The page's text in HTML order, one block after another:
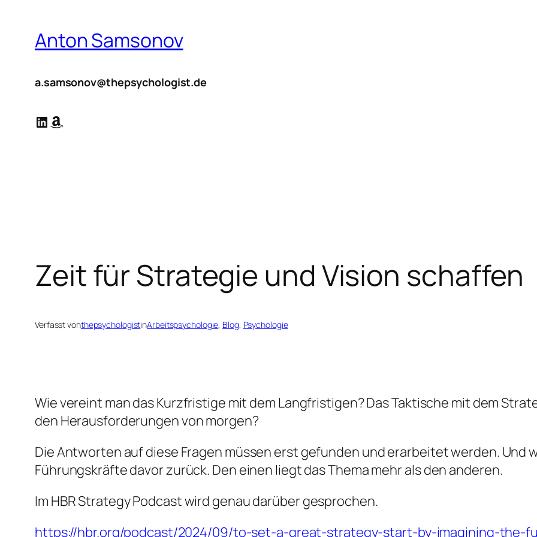
springenAnton Samsonov
a.samsonov@thepsychologist.de
LinkedIn
Amazon
Zeit für Strategie und Vision schaffen
Verfasst vonthepsychologistinArbeitspsychologie, Blog, Psychologie
Wie vereint man das Kurzfristige mit dem Langfristigen? Das Taktische mit dem
den Herausforderungen von morgen?
Die Antworten auf diese Fragen müssen erst gefunden und erarbeitet werden. Und
Führungskräfte davor zurück. Den einen liegt das Thema mehr als den anderen.
Im HBR Strategy Podcast wird genau darüber gesprochen.
https://hbr.org/podcast/2024/09/to-set-a-great-strategy-start-by-imagining-the-